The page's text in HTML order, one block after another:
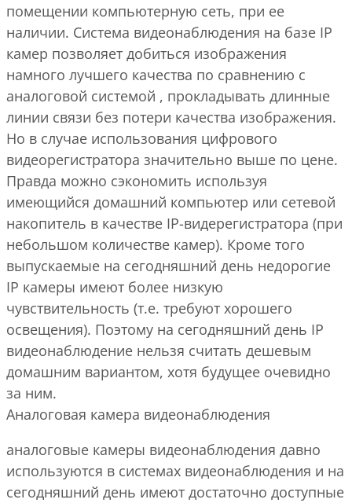
помещении компьютерную сеть, при ее
наличии. Система видеонаблюдения на базе IP
камер позволяет добиться изображения
намного лучшего качества по сравнению с
аналоговой системой , прокладывать длинные
линии связи без потери качества изображения.
Но в случае использования цифрового
видеорегистратора значительно выше по цене.
Правда можно сэкономить используя
имеющийся домашний компьютер или сетевой
накопитель в качестве IP-видерегистратора (при
небольшом количестве камер). Кроме того
выпускаемые на сегодняшний день недорогие
IP камеры имеют более низкую
чувствительность (т.е. требуют хорошего
освещения). Поэтому на сегодняшний день IP
видеонаблюдение нельзя считать дешевым
домашним вариантом, хотя будущее очевидно
за ним.
Аналоговая камера видеонаблюдения
аналоговые камеры видеонаблюдения давно
используются в системах видеонаблюдения и на
сегодняшний день имеют достаточно доступные